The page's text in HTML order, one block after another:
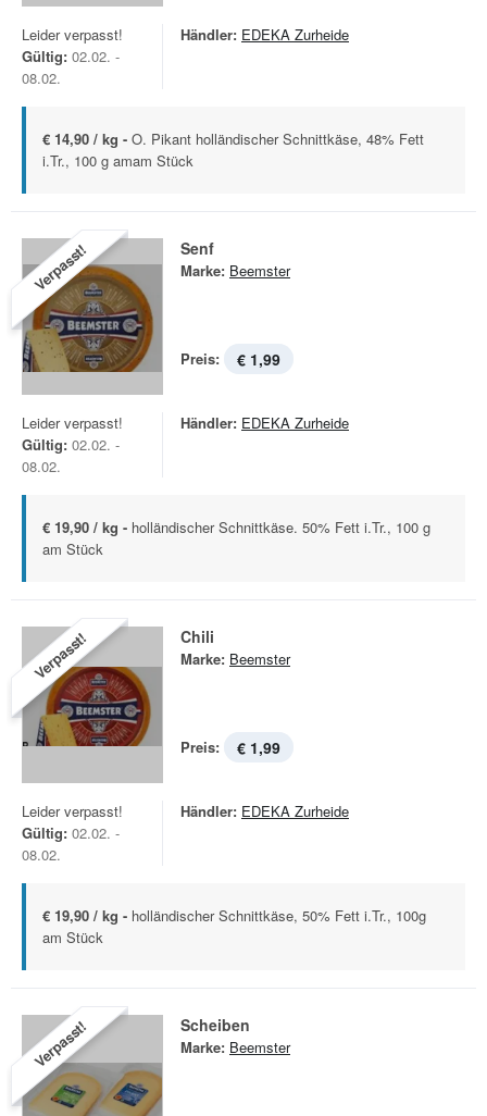
Leider verpasst!
Gültig: 02.02. -
08.02.
Händler: EDEKA Zurheide
€ 14,90 / kg - O. Pikant holländischer Schnittkäse, 48% Fett
i.Tr., 100 g amam Stück
Verpasst! Senf
Marke: Beemster
Preis: € 1,99
Leider verpasst!
Gültig: 02.02. -
08.02.
Händler: EDEKA Zurheide
€ 19,90 / kg - holländischer Schnittkäse. 50% Fett i.Tr., 100 g
am Stück
Verpasst! Chili
Marke: Beemster
Preis: € 1,99
Leider verpasst!
Gültig: 02.02. -
08.02.
Händler: EDEKA Zurheide
€ 19,90 / kg - holländischer Schnittkäse, 50% Fett i.Tr., 100g
am Stück
Verpasst! Scheiben
Marke: Beemster